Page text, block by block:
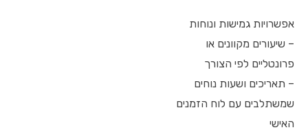
אפשרויות גמישות ונוחות
– שיעורים מקוונים או
פרונטליים לפי הצורך
– תאריכים ושעות נוחים
שמשתלבים עם לוח הזמנים
האישי